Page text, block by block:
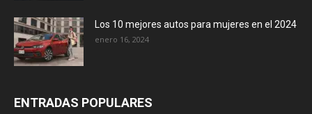
Los 10 mejores autos para mujeres en el 2024
enero 16, 2024
ENTRADAS POPULARES